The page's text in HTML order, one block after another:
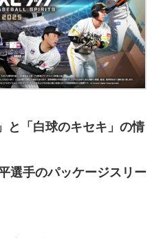
「白球のキセキ」の情
選手のパッケージスリー